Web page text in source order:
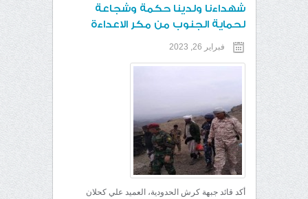
شهداءنا ولدينا حكمة وشجاعة
لحماية الجنوب من مكر الاعداءة
فبراير 26, 2023
أكد قائد جبهة كرش الحدودية، العميد علي كحلان